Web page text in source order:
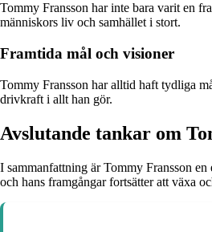
Tommy Fransson har inte bara varit en
människors liv och samhället i stort.
Framtida mål och visioner
Tommy Fransson har alltid haft tydliga
drivkraft i allt han gör.
Avslutande tankar om
I sammanfattning är Tommy Fransson
och hans framgångar fortsätter att växa